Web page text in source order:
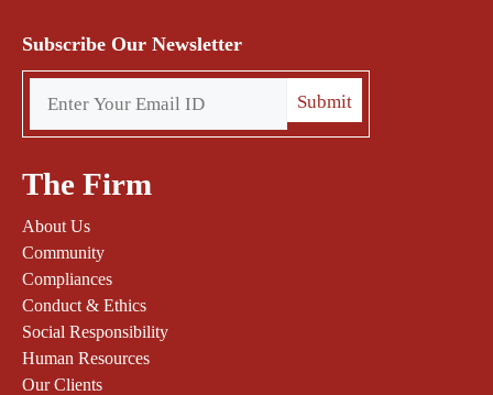
Subscribe Our Newsletter
The Firm
About Us
Community
Compliances
Conduct & Ethics
Social Responsibility
Human Resources
Our Clients